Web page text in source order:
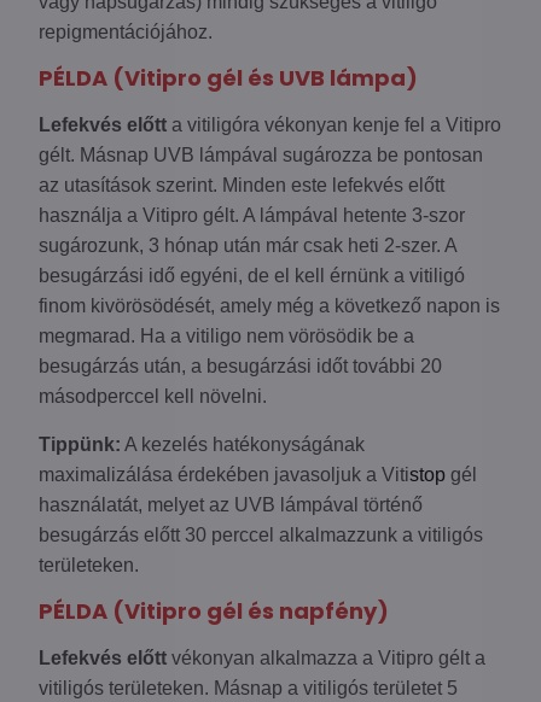
repigmentációjához.
PÉLDA (Vitipro gél és UVB lámpa)
Lefekvés előtt a vitiligóra vékonyan kenje fel a Vitipro
gélt. Másnap UVB lámpával sugározza be pontosan
az utasítások szerint. Minden este lefekvés előtt
használja a Vitipro gélt. A lámpával hetente 3-szor
sugározunk, 3 hónap után már csak heti 2-szer. A
besugárzási idő egyéni, de el kell érnünk a vitiligó
finom kivörösödését, amely még a következő napon is
megmarad. Ha a vitiligo nem vörösödik be a
besugárzás után, a besugárzási időt további 20
másodperccel kell növelni.
Tippünk: A kezelés hatékonyságának
maximalizálása érdekében javasoljuk a Vitistop gél
használatát, melyet az UVB lámpával történő
besugárzás előtt 30 perccel alkalmazzunk a vitiligós
területeken.
PÉLDA (Vitipro gél és napfény)
Lefekvés előtt vékonyan alkalmazza a Vitipro gélt a
vitiligós területeken. Másnap a vitiligós területet 5